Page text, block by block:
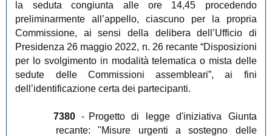
la seduta congiunta alle ore 14,45 procedendo
preliminarmente all’appello, ciascuno per la propria
Commissione, ai sensi della delibera dell’Ufficio di
Presidenza 26 maggio 2022, n. 26 recante “Disposizioni
per lo svolgimento in modalità telematica o mista delle
sedute delle Commissioni assembleari”, ai fini
dell’identificazione certa dei partecipanti.
7380 - Progetto di legge d'iniziativa Giunta
recante: "Misure urgenti a sostegno delle